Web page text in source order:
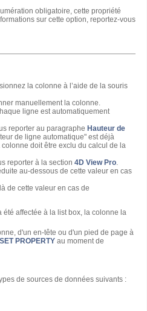
obligatoire, cette propriété
sur cette option, reportez-vous
la colonne à l’aide de la souris
manuellement la colonne.
ligne est automatiquement
reporter au paragraphe Hauteur de
de ligne automatique" est déjà
doit être exclu du calcul de la
reporter à la section 4D View Pro.
au-dessous de cette valeur en cas
de cette valeur en cas de
été affectée à la list box, la colonne la
d'un en-tête ou d'un pied de page à
PROPERTY au moment de
de sources de données suivants :